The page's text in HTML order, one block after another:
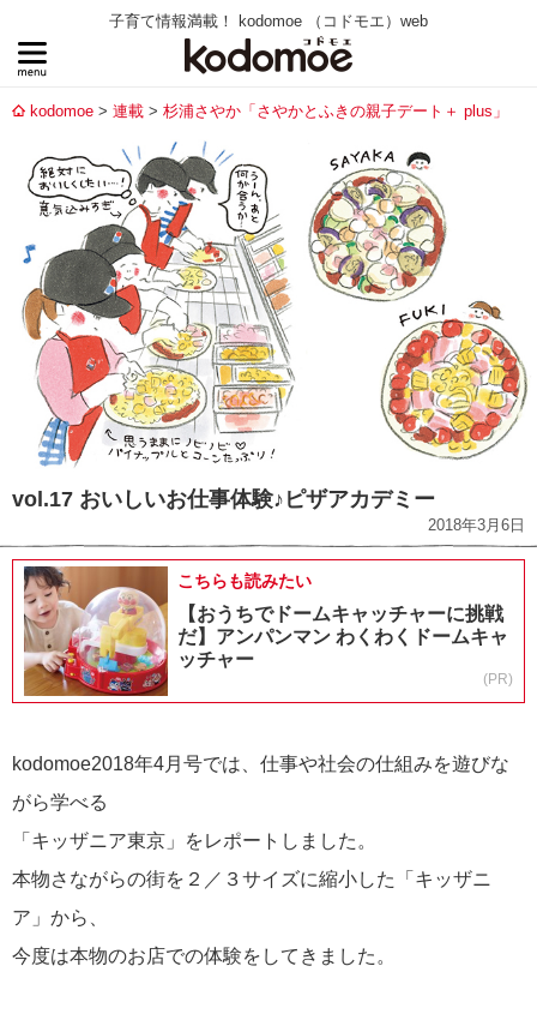
子育て情報満載！ kodomoe （コドモエ）web
kodomoe 連載 杉浦さやか「さやかとふきの親子デート＋ plus」
vol.17 おいしいお仕事体験♪ピザアカデミー
2018年3月6日
こちらも読みたい
【おうちでドームキャッチャーに挑戦
だ】アンパンマン わくわくドームキャ
ッチャー
(PR)
kodomoe2018年4月号では、仕事や社会の仕組みを遊びな
がら学べる
「キッザニア東京」をレポートしました。
本物さながらの街を２／３サイズに縮小した「キッザニ
ア」から、
今度は本物のお店での体験をしてきました。